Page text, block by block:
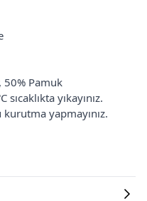
50% Pamuk
yıkayınız.
kurutma yapmayınız.